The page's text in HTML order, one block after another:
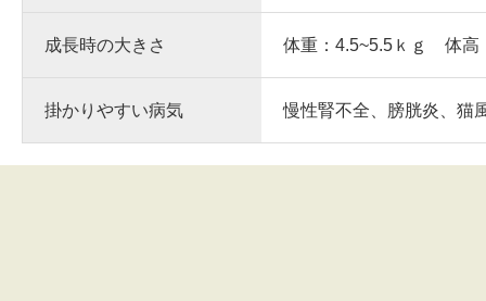
成長時の大きさ 体重：4.5~5.5ｋｇ 体高
掛かりやすい病気 慢性腎不全、膀胱炎、猫